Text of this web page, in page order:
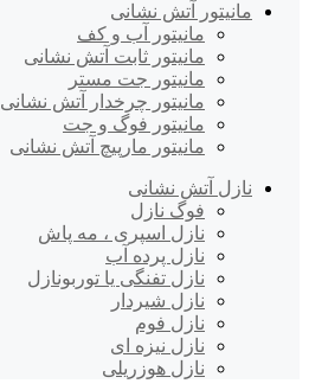
مانیتور آتش نشانی
مانیتور آب و کف
مانیتور ثابت آتش نشانی
مانیتور جت مستر
مانیتور چرخدار آتش نشانی
مانیتور فوگ و جت
مانیتور مارپیچ آتش نشانی
نازل آتش نشانی
فوگ نازل
نازل اسپری ، مه پاش
نازل پرده آب
نازل تفنگی یا توربونازل
نازل شیردار
نازل فوم
نازل نیزه ای
نازل هوزریلی